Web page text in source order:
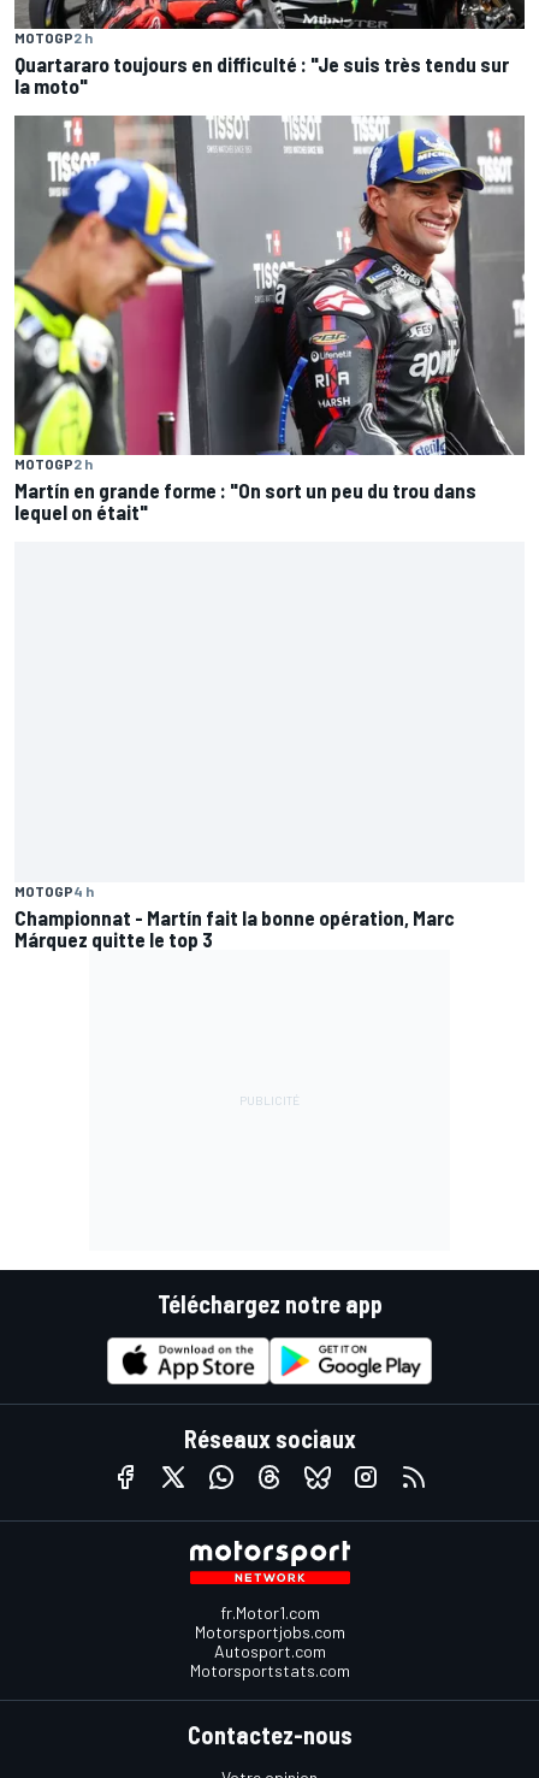
MOTOGP2 h
Quartararo toujours en difficulté : "Je suis très tendu sur
la moto"
MOTOGP2 h
Martín en grande forme : "On sort un peu du trou dans
lequel on était"
MOTOGP4 h
Championnat - Martín fait la bonne opération, Marc
Márquez quitte le top 3
Téléchargez notre app
Réseaux sociaux
fr.Motor1.com
Motorsportjobs.com
Autosport.com
Motorsportstats.com
Contactez-nous